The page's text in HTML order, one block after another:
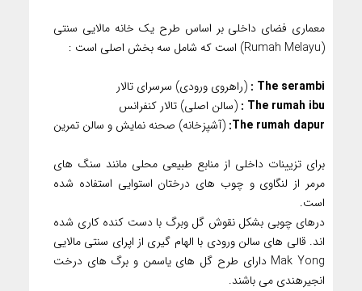
معماری فضای داخلی بر اساس طرح یک خانه مالایی سنتی
(Rumah Melayu) است که شامل سه بخش اصلی است :
The serambi : (راهروی ورودی) سرسرای تالار
The rumah ibu : (سالن اصلی) تالار کنفرانس
The rumah dapur: (آشپزخانه) صحنه نمایش و سالن تمرین
برای تزیینات داخلی از منابع طبیعی محلی مانند سنگ های
مرمر از لنگاوی و چوب های درختان استوایی استفاده شده
است.
درهای چوبی بشکل نقوش گل وبرگ با دست کنده کاری شده
اند. قالی های سالن ورودی با الهام گیری از اپرای سنتی مالایی
Mak Yong دارای طرح گل های یاسمن و برگ های درخت
انجیرهندی می باشند.